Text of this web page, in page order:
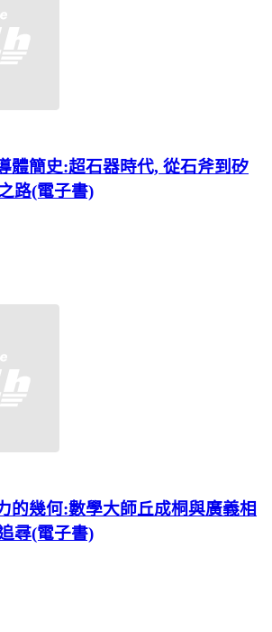
體簡史:超石器時代, 從石斧到矽
路(電子書)
的幾何:數學大師丘成桐與廣義相
尋(電子書)